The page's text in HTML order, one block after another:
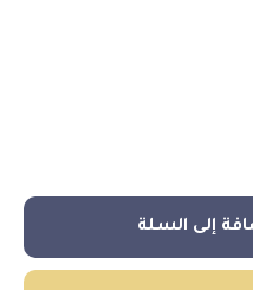
إلى السلة